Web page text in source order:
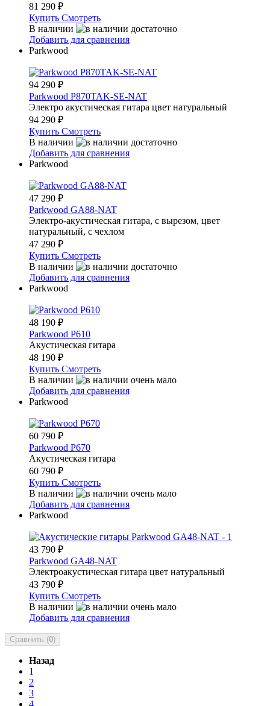
81 290 ₽
Купить Смотреть
В наличии
Добавить для сравнения
Parkwood
94 290 ₽
Parkwood P870TAK-SE-NAT
Электро акустическая гитара цвет натуральный
94 290 ₽
Купить Смотреть
В наличии
Добавить для сравнения
Parkwood
47 290 ₽
Parkwood GA88-NAT
Электро-акустическая гитара, с вырезом, цвет
натуральный, с чехлом
47 290 ₽
Купить Смотреть
В наличии
Добавить для сравнения
Parkwood
48 190 ₽
Parkwood P610
Акустическая гитара
48 190 ₽
Купить Смотреть
В наличии
Добавить для сравнения
Parkwood
60 790 ₽
Parkwood P670
Акустическая гитара
60 790 ₽
Купить Смотреть
В наличии
Добавить для сравнения
Parkwood
43 790 ₽
Parkwood GA48-NAT
Электроакустическая гитара цвет натуральный
43 790 ₽
Купить Смотреть
В наличии
Добавить для сравнения
Сравнить (0)
Назад
1
2
3
4